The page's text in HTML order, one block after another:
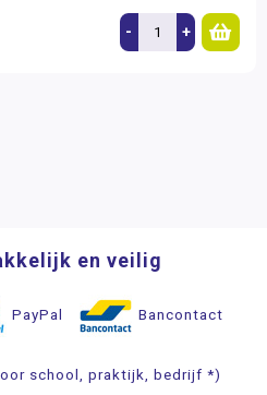
- +
en veilig
PayPal Bancontact
school, praktijk, bedrijf *)